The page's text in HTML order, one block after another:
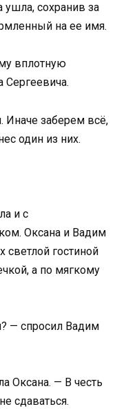
сохранив за
на ее имя.
вплотную
Иначе заберем всё,
один из них.
и с
Оксана и Вадим
гостиной
а по мягкому
— спросил Вадим
Оксана. — В честь
сдаваться.